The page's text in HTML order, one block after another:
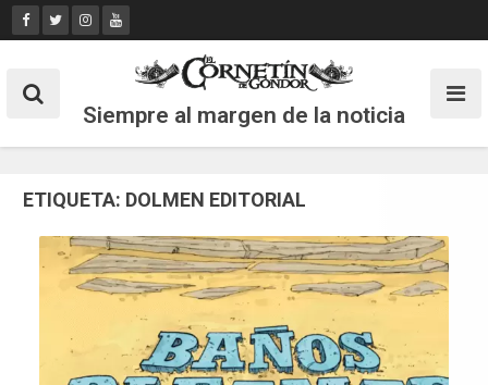
Skip
to
Siempre al margen de la noticia
ETIQUETA: DOLMEN EDITORIAL